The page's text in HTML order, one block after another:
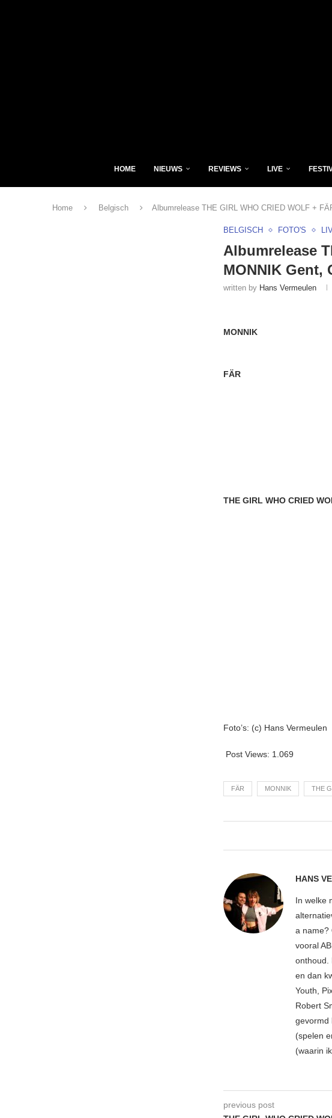
HOME NIEUWS REVIEWS LIVE
Home Belgisch Albumrelease THE GIRL WHO CRIED WOLF +
BELGISCH FOTO'S
Albumrelease
MONNIK Gent,
written by Hans Vermeulen
MONNIK
FÄR
THE GIRL WHO CRIED
Foto’s: (c) Hans Vermeulen
Post Views: 1.069
FÄR MONNIK THE
HANS
In welke
a name?
vooral
onthoud.
en dan
Youth,
Robert
gevormd
(spelen
(waarin
previous post